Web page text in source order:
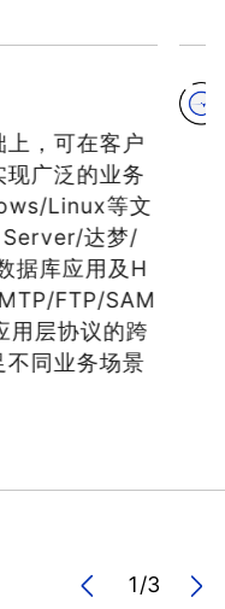
，可在客户
广泛的业务
Linux等文
达梦/
据库应用及H
FTP/SAM
用层协议的跨
不同业务场景
1/3